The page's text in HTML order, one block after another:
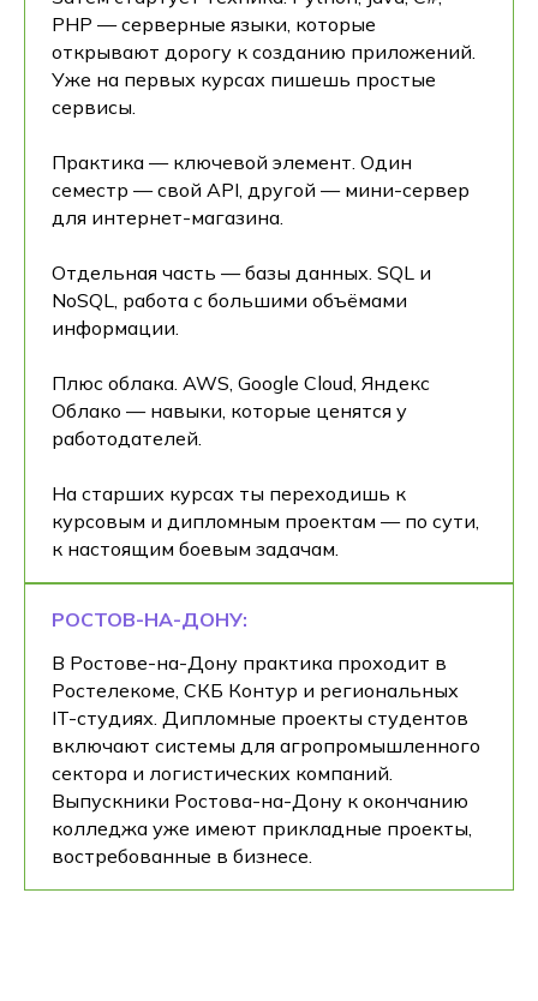
PHP — серверные языки, которые
открывают дорогу к созданию приложений.
Уже на первых курсах пишешь простые
сервисы.
Практика — ключевой элемент. Один
семестр — свой API, другой — мини-сервер
для интернет-магазина.
Отдельная часть — базы данных. SQL и
NoSQL, работа с большими объёмами
информации.
Плюс облака. AWS, Google Cloud, Яндекс
Облако — навыки, которые ценятся у
работодателей.
На старших курсах ты переходишь к
курсовым и дипломным проектам — по сути,
к настоящим боевым задачам.
РОСТОВ-НА-ДОНУ:
В Ростове-на-Дону практика проходит в
Ростелекоме, СКБ Контур и региональных
IT-студиях. Дипломные проекты студентов
включают системы для агропромышленного
сектора и логистических компаний.
Выпускники Ростова-на-Дону к окончанию
колледжа уже имеют прикладные проекты,
востребованные в бизнесе.